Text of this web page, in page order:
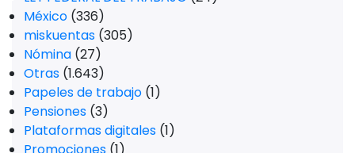
México (336)
miskuentas (305)
Nómina (27)
Otras (1.643)
Papeles de trabajo (1)
Pensiones (3)
Plataformas digitales (1)